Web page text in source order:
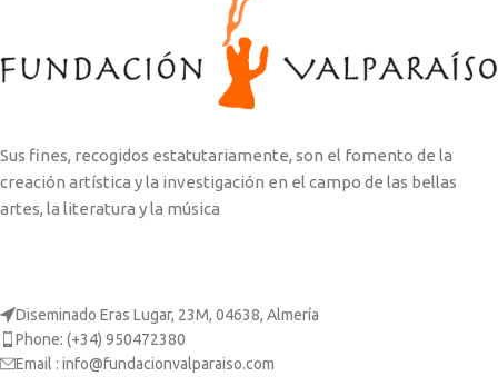
Sus fines, recogidos estatutariamente, son el fomento de la
creación artística y la investigación en el campo de las bellas
artes, la literatura y la música
Diseminado Eras Lugar, 23M, 04638, Almería
Phone: (+34) 950472380
Email : info@fundacionvalparaiso.com